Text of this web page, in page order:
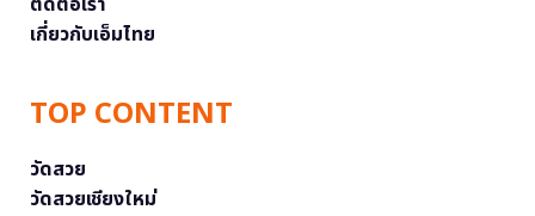
เกี่ยวกับเอ็มไทย
TOP CONTENT
วัดสวย
วัดสวยเชียงใหม่